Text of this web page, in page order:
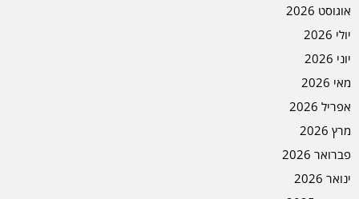
אוגוסט 2026
יולי 2026
יוני 2026
מאי 2026
אפריל 2026
מרץ 2026
פברואר 2026
ינואר 2026